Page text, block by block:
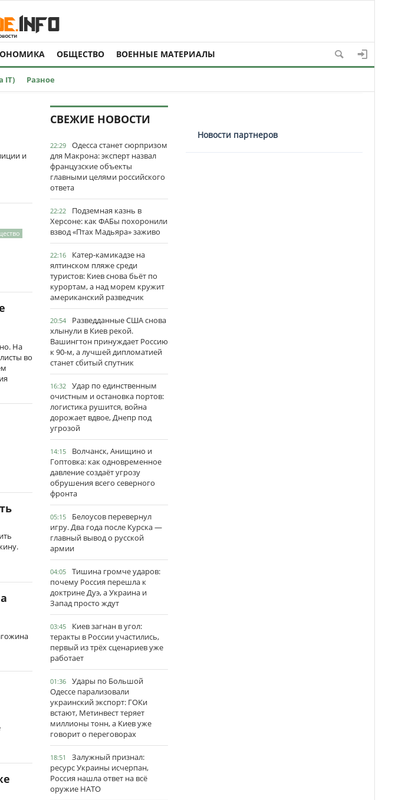
ОБЩЕСТВО ВОЕННЫЕ МАТЕРИАЛЫ
IT) Разное
и
На
во
СВЕЖИЕ НОВОСТИ
22:29
Одесса станет сюрпризом
для Макрона: эксперт назвал
французские объекты
главными целями российского
ответа
22:22
Подземная казнь в
Херсоне: как ФАБы похоронили
взвод «Птах Мадьяра» заживо
22:16
Катер-камикадзе на
ялтинском пляже среди
туристов: Киев снова бьёт по
курортам, а над морем кружит
американский разведчик
20:54
Разведданные США снова
хлынули в Киев рекой.
Вашингтон принуждает Россию
к 90-м, а лучшей дипломатией
станет сбитый спутник
16:32
Удар по единственным
очистным и остановка портов:
логистика рушится, война
дорожает вдвое, Днепр под
угрозой
14:15
Волчанск, Анищино и
Гоптовка: как одновременное
давление создаёт угрозу
обрушения всего северного
фронта
05:15
Белоусов перевернул
игру. Два года после Курска —
главный вывод о русской
армии
04:05
Тишина громче ударов:
почему Россия перешла к
доктрине Дуэ, а Украина и
Запад просто ждут
03:45
Киев загнан в угол:
теракты в России участились,
первый из трёх сценариев уже
работает
01:36
Удары по Большой
Одессе парализовали
украинский экспорт: ГОКи
встают, Метинвест теряет
миллионы тонн, а Киев уже
говорит о переговорах
18:51
Залужный признал:
ресурс Украины исчерпан,
Россия нашла ответ на всё
оружие НАТО
Новости партнеров